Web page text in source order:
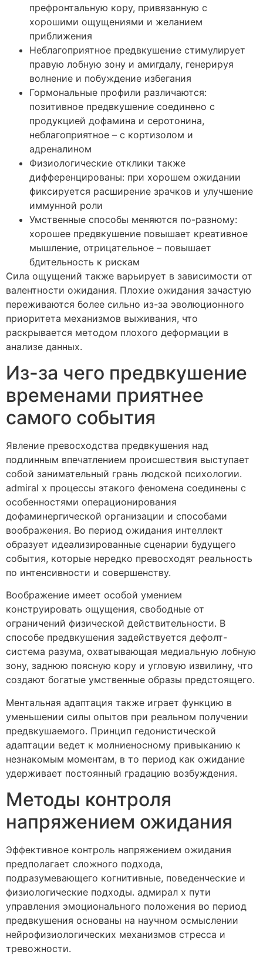
префронтальную кору, привязанную с
хорошими ощущениями и желанием
приближения
Неблагоприятное предвкушение стимулирует
правую лобную зону и амигдалу, генерируя
волнение и побуждение избегания
Гормональные профили различаются:
позитивное предвкушение соединено с
продукцией дофамина и серотонина,
неблагоприятное – с кортизолом и
адреналином
Физиологические отклики также
дифференцированы: при хорошем ожидании
фиксируется расширение зрачков и улучшение
иммунной роли
Умственные способы меняются по-разному:
хорошее предвкушение повышает креативное
мышление, отрицательное – повышает
бдительность к рискам
Сила ощущений также варьирует в зависимости от
валентности ожидания. Плохие ожидания зачастую
переживаются более сильно из-за эволюционного
приоритета механизмов выживания, что
раскрывается методом плохого деформации в
анализе данных.
Из-за чего предвкушение
временами приятнее
самого события
Явление превосходства предвкушения над
подлинным впечатлением происшествия выступает
собой занимательный грань людской психологии.
admiral x процессы этакого феномена соединены с
особенностями операционирования
дофаминергической организации и способами
воображения. Во период ожидания интеллект
образует идеализированные сценарии будущего
события, которые нередко превосходят реальность
по интенсивности и совершенству.
Воображение имеет особой умением
конструировать ощущения, свободные от
ограничений физической действительности. В
способе предвкушения задействуется дефолт-
система разума, охватывающая медиальную лобную
зону, заднюю поясную кору и угловую извилину, что
создают богатые умственные образы предстоящего.
Ментальная адаптация также играет функцию в
уменьшении силы опытов при реальном получении
предвкушаемого. Принцип гедонистической
адаптации ведет к молниеносному привыканию к
незнакомым моментам, в то период как ожидание
удерживает постоянный градацию возбуждения.
Методы контроля
напряжением ожидания
Эффективное контроль напряжением ожидания
предполагает сложного подхода,
подразумевающего когнитивные, поведенческие и
физиологические подходы. адмирал х пути
управления эмоционального положения во период
предвкушения основаны на научном осмыслении
нейрофизиологических механизмов стресса и
тревожности.